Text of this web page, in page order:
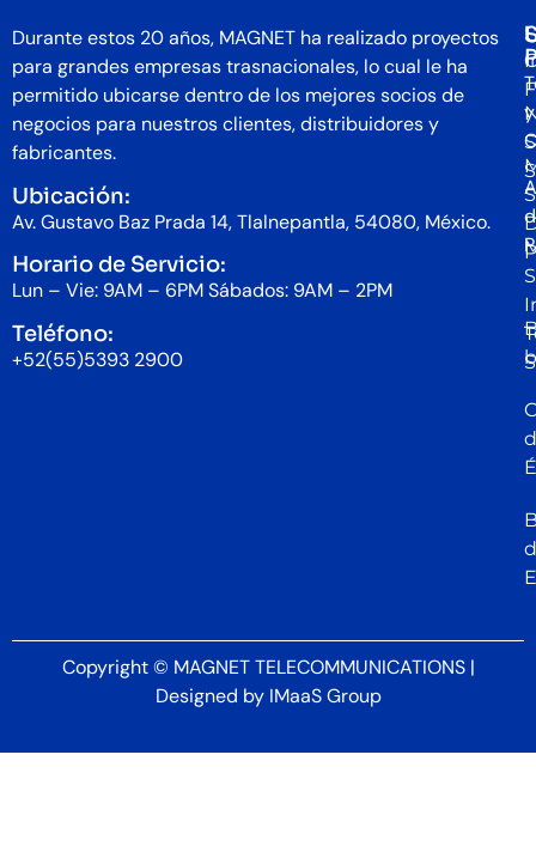
Durante estos 20 años, MAGNET ha realizado proyectos
para grandes empresas trasnacionales, lo cual le ha
permitido ubicarse dentro de los mejores socios de
negocios para nuestros clientes, distribuidores y
fabricantes.
Ubicación:
Av. Gustavo Baz Prada 14, Tlalnepantla, 54080, México.
Horario de Servicio:
Lun – Vie: 9AM – 6PM Sábados: 9AM – 2PM
Teléfono:
+52(55)5393 2900
y
Copyright © MAGNET TELECOMMUNICATIONS |
Designed by IMaaS Group